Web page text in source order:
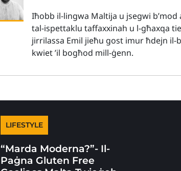
Iħobb il-lingwa Maltija u jsegwi
tal-ispettaklu taffaxxinah u l-għaxqa
jirrilassa Emil jieħu gost imur ħdejn
kwiet ’il bogħod mill-ġenn.
LIFESTYLE
“Marda Moderna?”- Il-
Paġna Gluten Free